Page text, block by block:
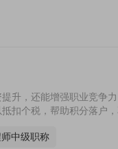
升，还能增强职业竞争
扣个税，帮助积分落户，
中级职称